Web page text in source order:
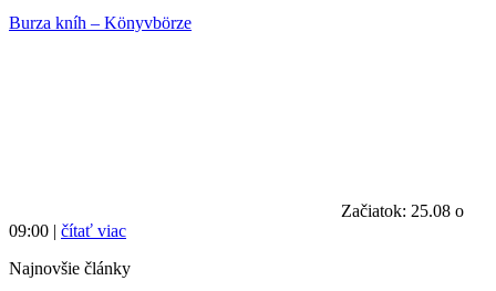
Burza kníh – Könyvbörze
Začiatok: 25.08 o
09:00 | čítať viac
Najnovšie články